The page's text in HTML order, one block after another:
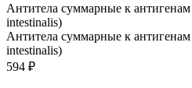
Антитела cуммарные к
intestinalis)
Антитела cуммарные к
intestinalis)
594 ₽